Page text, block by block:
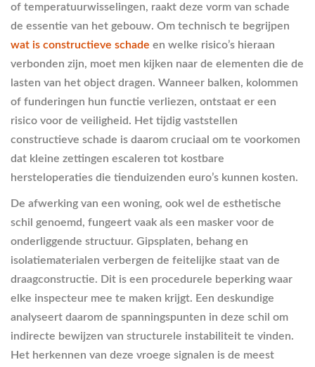
of temperatuurwisselingen, raakt deze vorm van schade
de essentie van het gebouw. Om technisch te begrijpen
wat is constructieve schade en welke risico’s hieraan
verbonden zijn, moet men kijken naar de elementen die de
lasten van het object dragen. Wanneer balken, kolommen
of funderingen hun functie verliezen, ontstaat er een
risico voor de veiligheid. Het tijdig vaststellen
constructieve schade is daarom cruciaal om te voorkomen
dat kleine zettingen escaleren tot kostbare
hersteloperaties die tienduizenden euro’s kunnen kosten.
De afwerking van een woning, ook wel de esthetische
schil genoemd, fungeert vaak als een masker voor de
onderliggende structuur. Gipsplaten, behang en
isolatiematerialen verbergen de feitelijke staat van de
draagconstructie. Dit is een procedurele beperking waar
elke inspecteur mee te maken krijgt. Een deskundige
analyseert daarom de spanningspunten in deze schil om
indirecte bewijzen van structurele instabiliteit te vinden.
Het herkennen van deze vroege signalen is de meest